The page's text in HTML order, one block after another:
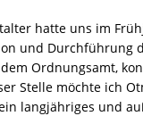
hatte uns im
und Durchführung
Ordnungsamt,
Stelle möchte ich
langjähriges und